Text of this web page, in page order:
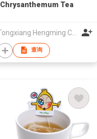
Chrysanthemum Tea
查询